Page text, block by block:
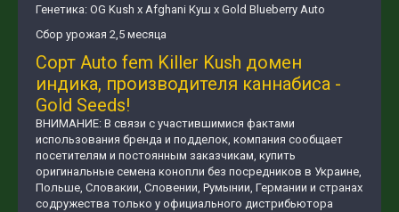
Генетика: OG Kush х Afghani Куш х Gold Blueberry Auto
Сбор урожая 2,5 месяца
Сорт Аuto fem Killer Kush домен
индика, производителя каннабиса -
Gold Seeds!
ВНИМАНИЕ: В связи с участившимися фактами
использования бренда и подделок, компания сообщает
посетителям и постоянным заказчикам, купить
оригинальные семена конопли без посредников в Украине,
Польше, Словакии, Словении, Румынии, Германии и странах
содружества только у официального дистрибьютора